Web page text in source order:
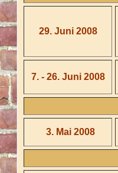
29. Juni 2008
7. - 26. Juni 2008
3. Mai 2008